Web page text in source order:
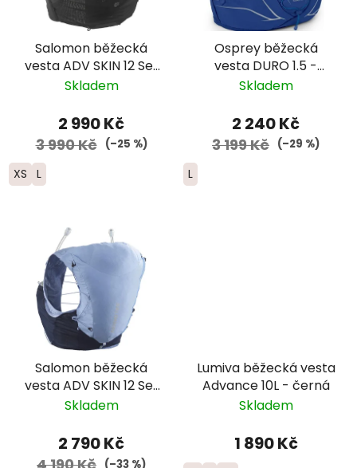
Salomon běžecká
vesta ADV SKIN 12 Set
- černá 2025
Skladem
2 990 Kč
3 990 Kč (–25 %)
XS L
Osprey běžecká
vesta DURO 1.5 -
modrá
Skladem
2 240 Kč
3 199 Kč (–29 %)
L
Salomon běžecká
vesta ADV SKIN 12 Set
-dámská - světle
Skladem
2 790 Kč
(–33 %)
Lumiva běžecká vesta
Advance 10L - černá
Skladem
1 890 Kč